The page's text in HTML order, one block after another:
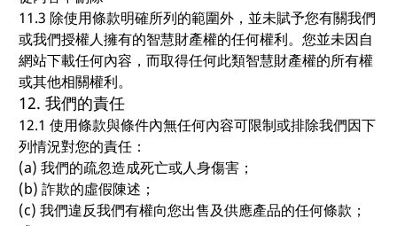
11.3 除使用條款明確所列的範圍外，並未賦予您有關我們
或我們授權人擁有的智慧財產權的任何權利。您並未因自
網站下載任何內容，而取得任何此類智慧財產權的所有權
或其他相關權利。
12. 我們的責任
12.1 使用條款與條件內無任何內容可限制或排除我們因下
列情況對您的責任：
(a) 我們的疏忽造成死亡或人身傷害；
(b) 詐欺的虛假陳述；
(c) 我們違反我們有權向您出售及供應產品的任何條款；